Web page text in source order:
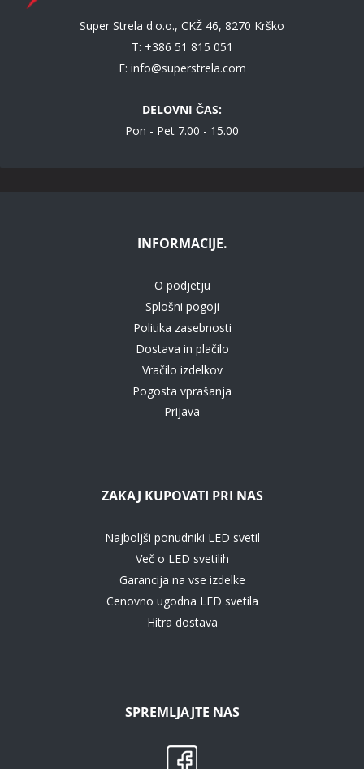
Super Strela d.o.o., CKŽ 46, 8270 Krško
T: +386 51 815 051
E: info@superstrela.com
DELOVNI ČAS:
Pon - Pet 7.00 - 15.00
INFORMACIJE.
O podjetju
Splošni pogoji
Politika zasebnosti
Dostava in plačilo
Vračilo izdelkov
Pogosta vprašanja
Prijava
ZAKAJ KUPOVATI PRI NAS
Najboljši ponudniki LED svetil
Več o LED svetilih
Garancija na vse izdelke
Cenovno ugodna LED svetila
Hitra dostava
SPREMLJAJTE NAS